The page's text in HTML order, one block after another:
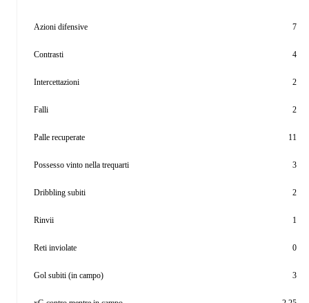
Azioni difensive 7
Contrasti 4
Intercettazioni 2
Falli 2
Palle recuperate 11
Possesso vinto nella trequarti 3
Dribbling subiti 2
Rinvii 1
Reti inviolate 0
Gol subiti (in campo) 3